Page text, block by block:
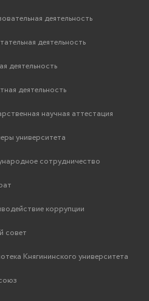
деятельность
деятельность
деятельность
деятельность
научная аттестация
университета
сотрудничество
коррупции
совет
Княгининского университета